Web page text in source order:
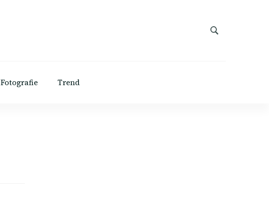
Fotografie Trend